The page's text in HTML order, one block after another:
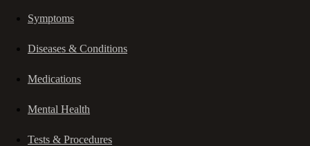
Symptoms
Diseases & Conditions
Medications
Mental Health
Tests & Procedures